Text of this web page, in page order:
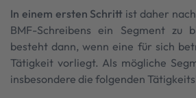
In einem ersten Schritt ist daher
BMF-Schreibens ein Segment zu
besteht dann, wenn eine für sich
Tätigkeit vorliegt. Als mögliche
insbesondere die folgenden